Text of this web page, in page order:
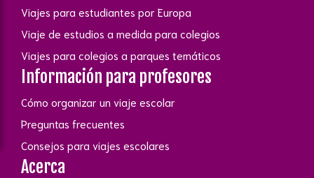
Viajes para estudiantes por Europa
Viaje de estudios a medida para colegios
Viajes para colegios a parques temáticos
Información para profesores
Cómo organizar un viaje escolar
Preguntas frecuentes
Consejos para viajes escolares
Acerca